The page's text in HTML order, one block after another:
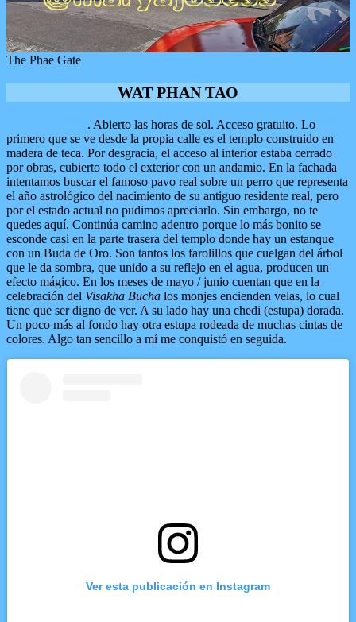
The Phae Gate
WAT PHAN TAO
. Abierto las horas de sol. Acceso gratuito. Lo
primero que se ve desde la propia calle es el templo construido en
madera de teca. Por desgracia, el acceso al interior estaba cerrado
por obras, cubierto todo el exterior con un andamio. En la fachada
intentamos buscar el famoso pavo real sobre un perro que representa
el año astrológico del nacimiento de su antiguo residente real, pero
por el estado actual no pudimos apreciarlo. Sin embargo, no te
quedes aquí. Continúa camino adentro porque lo más bonito se
esconde casi en la parte trasera del templo donde hay un estanque
con un Buda de Oro. Son tantos los farolillos que cuelgan del árbol
que le da sombra, que unido a su reflejo en el agua, producen un
efecto mágico. En los meses de mayo / junio cuentan que en la
celebración del Visakha Bucha los monjes encienden velas, lo cual
tiene que ser digno de ver. A su lado hay una chedi (estupa) dorada.
Un poco más al fondo hay otra estupa rodeada de muchas cintas de
colores. Algo tan sencillo a mí me conquistó en seguida.
Ver esta publicación en Instagram